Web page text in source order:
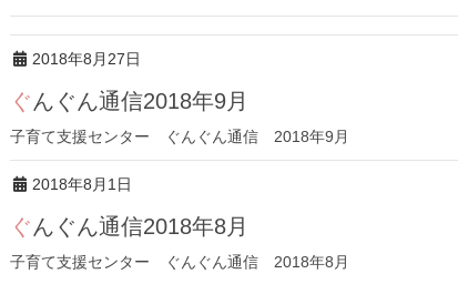
2018年8月27日
ぐんぐん通信2018年9月
子育て支援センター ぐんぐん通信 2018年9月
2018年8月1日
ぐんぐん通信2018年8月
子育て支援センター ぐんぐん通信 2018年8月